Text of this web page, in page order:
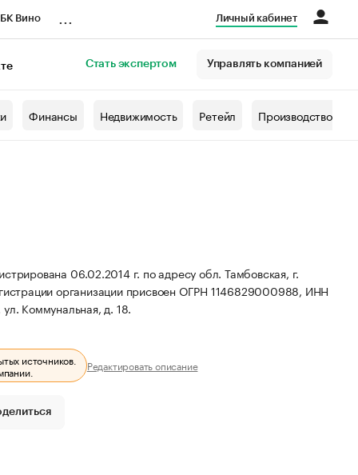
Вино Личный кабинет
Стать экспертом Управлять компанией
Финансы Недвижимость Ретейл Производство
06.02.2014 г. по адресу обл. Тамбовская, г.
организации присвоен ОГРН 1146829000988, ИНН
Коммунальная, д. 18.
источников. Редактировать описание